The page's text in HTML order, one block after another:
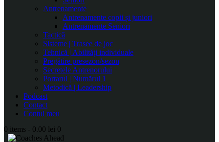
Antrenamente
Antrenamente copii și juniori
Antrenamente Seniori
Tactică
Sisteme | Trasee de joc
Tehnică | Abilități individuale
Pregătire presezon/sezon
Secretele Antrenorului
Portarul | Numărul 1
Metodică | Leadership
Podcast
Contact
Contul meu
0 items - 0.00 lei 0